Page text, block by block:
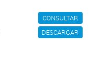
CONSULTAR
DESCARGAR